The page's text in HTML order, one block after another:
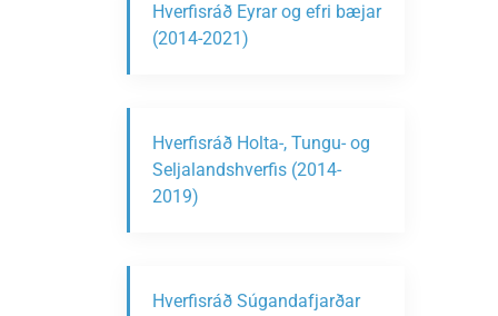
Hverfisráð Eyrar og efri bæjar
(2014-2021)
Hverfisráð Holta-, Tungu- og
Seljalandshverfis (2014-
2019)
Hverfisráð Súgandafjarðar